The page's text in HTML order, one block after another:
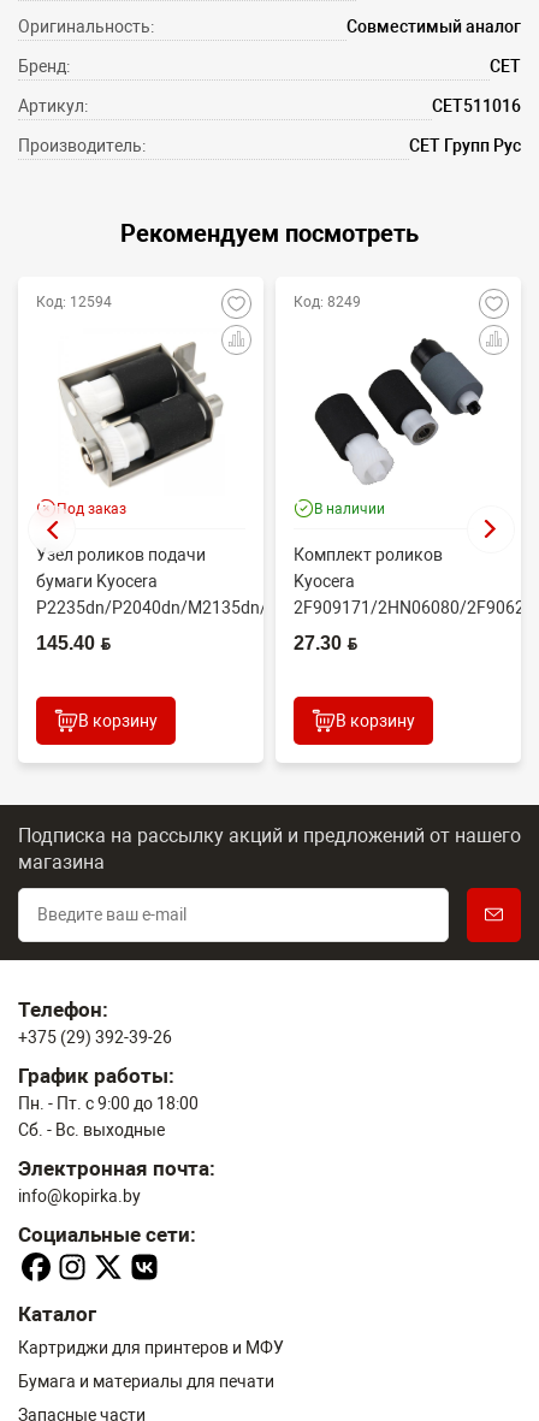
Оригинальность: Совместимый аналог
Бренд: CET
Артикул: CET511016
Производитель: СЕТ Групп Рус
Рекомендуем посмотреть
Код: 12594
Под заказ
Узел роликов подачи
бумаги Kyocera
P2235dn/P2040dn/M2135dn/M2635dn/M2735dw/M2040dn
(O...
145.40 BYN
В корзину
Код: 8249
В наличии
Комплект роликов
Kyocera
2F909171/2HN06080/
(CET7806)
27.30 BYN
В корзину
Подписка на рассылку акций и предложений от нашего
магазина
Телефон:
+375 (29) 392-39-26
График работы:
Пн. - Пт. с 9:00 до 18:00
Сб. - Вс. выходные
Электронная почта:
info@kopirka.by
Социальные сети:
Каталог
Картриджи для принтеров и МФУ
Бумага и материалы для печати
Запасные части